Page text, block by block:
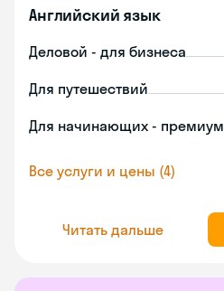
Английский язык
Деловой - для бизнеса
Для путешествий
Для начинающих - премиум
Все услуги и цены (4)
Читать дальше